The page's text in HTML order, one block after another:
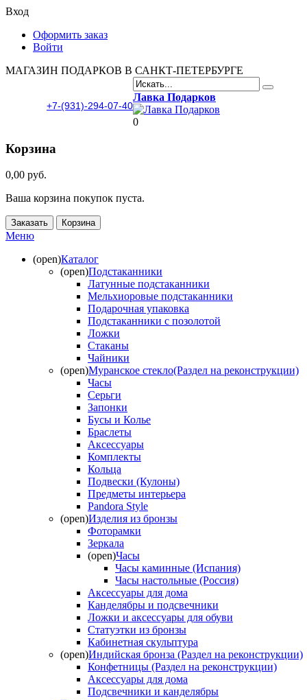
Вход
Оформить заказ
Войти
МАГАЗИН ПОДАРКОВ В САНКТ-ПЕТЕРБУРГЕ
+7-(931)-294-07-40
Лавка Подарков
0
Корзина
0,00 руб.
Ваша корзина покупок пуста.
Заказать Корзина
Меню
(open)Каталог
(open)Подстаканники
Латунные подстаканники
Мельхиоровые подстаканники
Подарочная упаковка
Подстаканники с позолотой
Ложки
Стаканы
Чайники
(open)Муранское стекло(Раздел на реконструкции)
Часы
Серьги
Запонки
Бусы и Колье
Браслеты
Аксессуары
Комплекты
Кольца
Подвески (Кулоны)
Предметы интерьера
Pandora Style
(open)Изделия из бронзы
Фоторамки
Зеркала
(open)Часы
Часы каминные (Испания)
Часы настольные (Россия)
Аксессуары для дома
Канделябры и подсвечники
Ложки и аксессуары для обуви
Статуэтки из бронзы
Кабинетная скульптура
(open)Индийская бронза (Раздел на реконструкции)
Конфетницы (Раздел на реконструкции)
Аксессуары для дома
Подсвечники и канделябры